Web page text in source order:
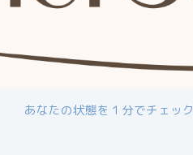
あなたの状態を１分でチェック